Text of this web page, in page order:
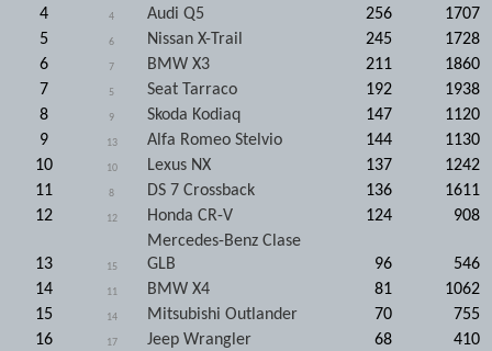
4
4 Audi Q5 256
1707
5
6 Nissan X-Trail 245
1728
6
7 BMW X3 211
1860
7
5 Seat Tarraco 192
1938
8
9 Skoda Kodiaq 147
1120
9
13 Alfa Romeo Stelvio 144
1130
10
10 Lexus NX 137
1242
11
8 DS 7 Crossback 136
1611
12
12 Honda CR-V 124 908
13 15
Mercedes-Benz Clase
GLB
96
546
14
11 BMW X4 81
1062
15
14 Mitsubishi Outlander 70
755
16
17 Jeep Wrangler 68
410